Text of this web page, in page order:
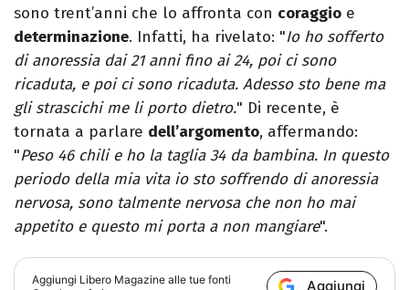
sono trent’anni che lo affronta con coraggio e
determinazione. Infatti, ha rivelato: "Io ho sofferto
di anoressia dai 21 anni fino ai 24, poi ci sono
ricaduta, e poi ci sono ricaduta. Adesso sto bene ma
gli strascichi me li porto dietro." Di recente, è
tornata a parlare dell’argomento, affermando:
"Peso 46 chili e ho la taglia 34 da bambina. In questo
periodo della mia vita io sto soffrendo di anoressia
nervosa, sono talmente nervosa che non ho mai
appetito e questo mi porta a non mangiare".
Aggiungi Libero Magazine alle tue fonti
Aggiungi